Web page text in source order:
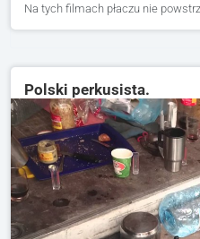
Na tych filmach płaczu nie
Polski perkusista.